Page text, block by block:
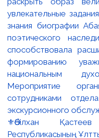
⚜️Әбілхан
Республикасының